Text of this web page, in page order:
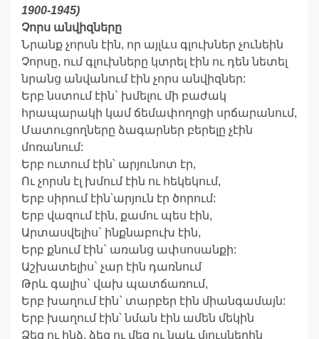
1900-1945)
Չորս անվիզները
Նրանք չորսն էին, որ այլևս գլուխներ չունեին
Չորսը, ում գլուխները կտրել էին ու դեն նետել
նրանց անվանում էին չորս անվիզներ:
Երբ նստում էին` խմելու մի բաժակ
հրապարակի կամ ճեմափողոցի սրճարանում,
Մատուցողները ձագարներ բերելը չէին
մոռանում:
Երբ ուտում էին՝ արյունոտ էր,
Ու չորսն էլ խմում էին ու հեկեկում,
Երբ սիրում էին՝արյուն էր ծորում:
Երբ վազում էին, քամու պես էին,
Արտասվելիս` ինքնաբուխ էին,
Երբ քնում էին` առանց ափսոսանքի:
Աշխատելիս` չար էին դառնում
Թրև գալիս` վախ պատճառում,
Երբ խաղում էին` տարբեր էին միանգամայն:
Երբ խաղում էին՝ նման էին ամեն մեկին
Ձեզ ու ինձ, ձեզ ու մեզ ու նաև մյուսներին